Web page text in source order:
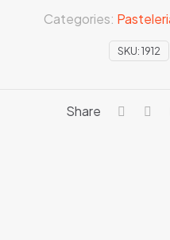
SKU:1912
Categories:
Share